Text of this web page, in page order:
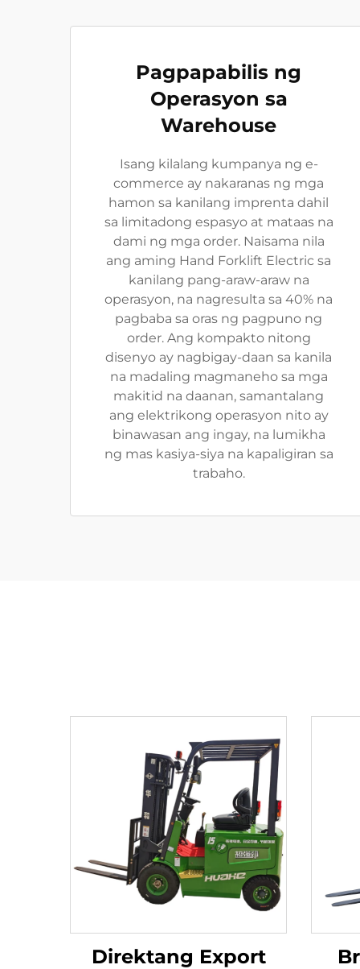
Pagpapabilis ng
Operasyon sa
Warehouse
Isang kilalang kumpanya ng e-
commerce ay nakaranas ng mga
hamon sa kanilang imprenta dahil
sa limitadong espasyo at mataas na
dami ng mga order. Naisama nila
ang aming Hand Forklift Electric sa
kanilang pang-araw-araw na
operasyon, na nagresulta sa 40% na
pagbaba sa oras ng pagpuno ng
order. Ang kompakto nitong
disenyo ay nagbigay-daan sa kanila
na madaling magmaneho sa mga
makitid na daanan, samantalang
ang elektrikong operasyon nito ay
binawasan ang ingay, na lumikha
ng mas kasiya-siya na kapaligiran sa
trabaho.
Direktang Export